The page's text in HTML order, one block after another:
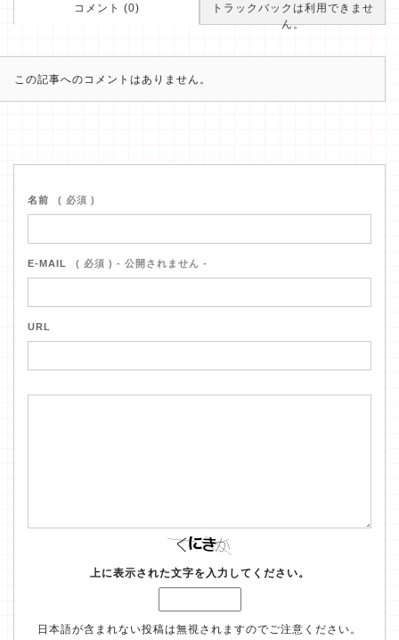
コメント (0)
トラックバックは利用できませ
ん。
この記事へのコメントはありません。
名前 ( 必須 )
E-MAIL ( 必須 ) - 公開されません -
URL
上に表示された文字を入力してください。
日本語が含まれない投稿は無視されますのでご注意ください。